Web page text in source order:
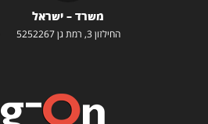
משרד – ישראל
החילזון 3, רמת גן 5252267